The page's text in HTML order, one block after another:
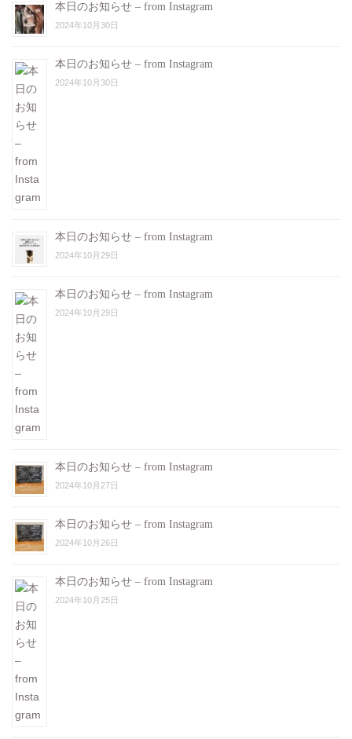
本日のお知らせ – from Instagram
2024年10月30日
本日のお知らせ – from Instagram
2024年10月30日
本日のお知らせ – from Instagram
2024年10月29日
本日のお知らせ – from Instagram
2024年10月29日
本日のお知らせ – from Instagram
2024年10月27日
本日のお知らせ – from Instagram
2024年10月26日
本日のお知らせ – from Instagram
2024年10月25日